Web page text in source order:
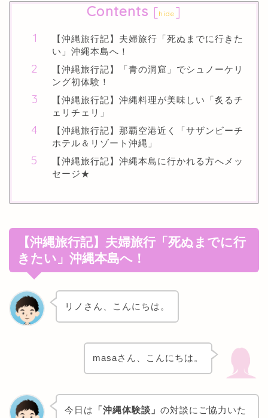
Contents [hide ]
【沖縄旅行記】夫婦旅行「死ぬまでに行きた
い」沖縄本島へ！
【沖縄旅行記】「青の洞窟」でシュノーケリ
ング初体験！
【沖縄旅行記】沖縄料理が美味しい「炙るチ
ェリチェリ」
【沖縄旅行記】那覇空港近く「サザンビーチ
ホテル＆リゾート沖縄」
【沖縄旅行記】沖縄本島に行かれる方へメッ
セージ★
【沖縄旅行記】夫婦旅行「死ぬまでに行
きたい」沖縄本島へ！
リノさん、こんにちは。
masaさん、こんにちは。
今日は 「沖縄体験談」 の対談にご協力いた